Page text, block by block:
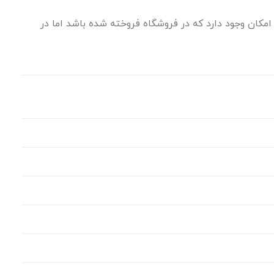
وجود دارد که در فروشگاه فروخته شده باشد اما در